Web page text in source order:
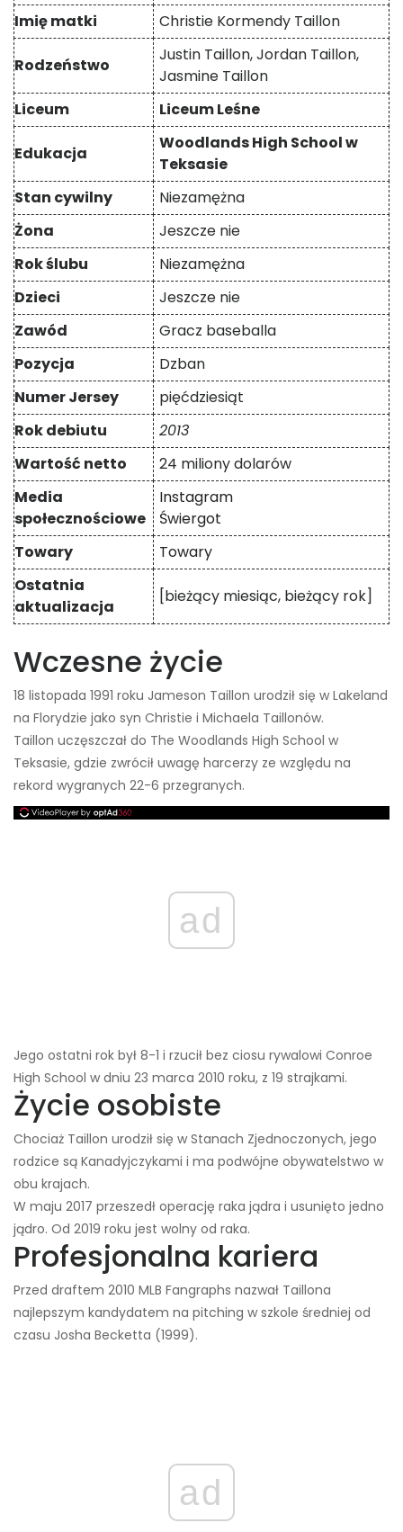
Imię matki
Christie Kormendy Taillon
Rodzeństwo
Justin Taillon, Jordan Taillon,
Jasmine Taillon
Liceum
Liceum Leśne
Edukacja
Woodlands High School w
Teksasie
Stan cywilny
Niezamężna
Żona
Jeszcze nie
Rok ślubu
Niezamężna
Dzieci
Jeszcze nie
Zawód
Gracz baseballa
Pozycja
Dzban
Numer Jersey
pięćdziesiąt
Rok debiutu
2013
Wartość netto
24 miliony dolarów
Media
społecznościowe
Instagram
Świergot
Towary
Towary
Ostatnia
aktualizacja
[bieżący miesiąc, bieżący rok]
Wczesne życie
18 listopada 1991 roku Jameson Taillon urodził się w Lakeland
na Florydzie jako syn Christie i Michaela Taillonów.
Taillon uczęszczał do The Woodlands High School w
Teksasie, gdzie zwrócił uwagę harcerzy ze względu na
rekord wygranych 22-6 przegranych.
ad
Jego ostatni rok był 8-1 i rzucił bez ciosu rywalowi Conroe
High School w dniu 23 marca 2010 roku, z 19 strajkami.
Życie osobiste
Chociaż Taillon urodził się w Stanach Zjednoczonych, jego
rodzice są Kanadyjczykami i ma podwójne obywatelstwo w
obu krajach.
W maju 2017 przeszedł operację raka jądra i usunięto jedno
jądro. Od 2019 roku jest wolny od raka.
Profesjonalna kariera
Przed draftem 2010 MLB Fangraphs nazwał Taillona
najlepszym kandydatem na pitching w szkole średniej od
czasu Josha Becketta (1999).
ad